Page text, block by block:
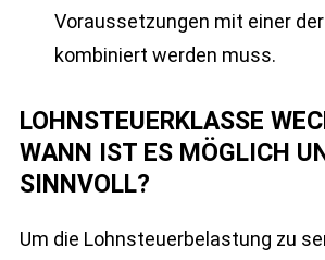
Voraussetzungen mit einer
kombiniert werden muss.
LOHNSTEUERKLASSE
WANN IST ES MÖGLICH
SINNVOLL?
Um die Lohnsteuerbelastung zu